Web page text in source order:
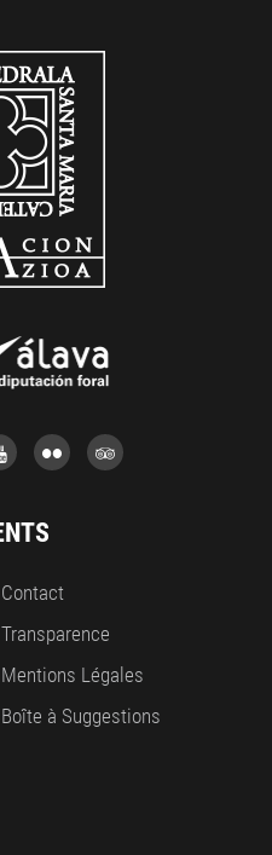
Contact
Transparence
Mentions Légales
Boîte à Suggestions